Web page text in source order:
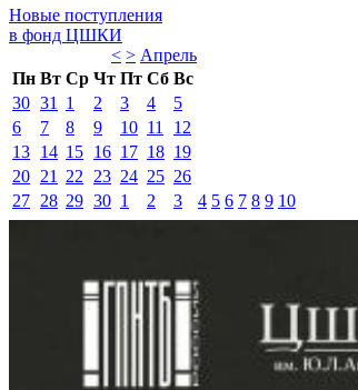
Новые поступления
в фонд ЦШКИ
< > Апрель
Пн Вт Ср Чт Пт Сб Вс
30 31 1 2 3 4
5
6
7 8 9 10 11
12
13 14 15 16 17 18 19
20 21 22 23 24 25 26
27 28 29 30 1 2 3 4 5 6 7 8 9 10